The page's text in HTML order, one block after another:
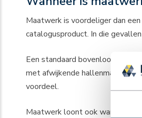
Maatwerk is voordeliger dan
catalogusproduct. In die
Een standaard bovenloopkraan
met afwijkende hallenmaten,
voordeel.
Maatwerk loont ook wanneer